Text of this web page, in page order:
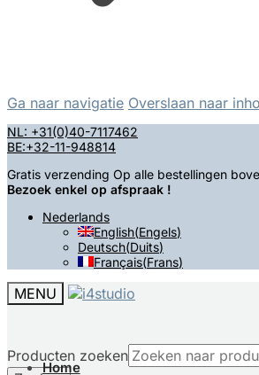
Ga naar navigatie Overslaan naar
NL: +31(0)40-7117462
BE:+32-11-948814
Gratis verzending Op alle bestellingen
Bezoek enkel op afspraak !
Nederlands
English(Engels)
Deutsch(Duits)
Français(Frans)
MENU
Producten zoeken
Home